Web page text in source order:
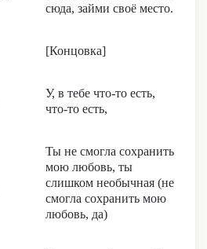
сюда, займи своё место.
[Концовка]
У, в тебе что-то есть,
что-то есть,
Ты не смогла сохранить
мою любовь, ты
слишком необычная (не
смогла сохранить мою
любовь, да)